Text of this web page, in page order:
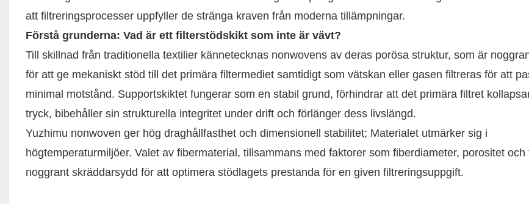
att filtreringsprocesser uppfyller de stränga kraven från moderna tillämpningar.
Förstå grunderna: Vad är ett filterstödskikt som inte är vävt?
Till skillnad från traditionella textilier kännetecknas nonwovens av deras porösa struktur, som är
för att ge mekaniskt stöd till det primära filtermediet samtidigt som vätskan eller gasen filtreras för att
minimal motstånd. Supportskiktet fungerar som en stabil grund, förhindrar att det primära filtret
tryck, bibehåller sin strukturella integritet under drift och förlänger dess livslängd.
Yuzhimu nonwoven ger hög draghållfasthet och dimensionell stabilitet; Materialet utmärker sig i
högtemperaturmiljöer. Valet av fibermaterial, tillsammans med faktorer som fiberdiameter, porositet och
noggrant skräddarsydd för att optimera stödlagets prestanda för en given filtreringsuppgift.